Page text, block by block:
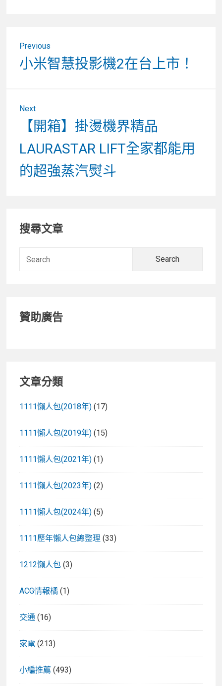
Previous
Previous
post:
小米智慧投影機2在台上市！
Next
Next
post:
【開箱】掛燙機界精品
LAURASTAR LIFT全家都能用
的超強蒸汽熨斗
Primary
Sidebar
搜尋文章
贊助廣告
文章分類
1111懶人包(2018年) (17)
1111懶人包(2019年) (15)
1111懶人包(2021年) (1)
1111懶人包(2023年) (2)
1111懶人包(2024年) (5)
1111歷年懶人包總整理 (33)
1212懶人包 (3)
ACG情報橘 (1)
交通 (16)
家電 (213)
小編推薦 (493)